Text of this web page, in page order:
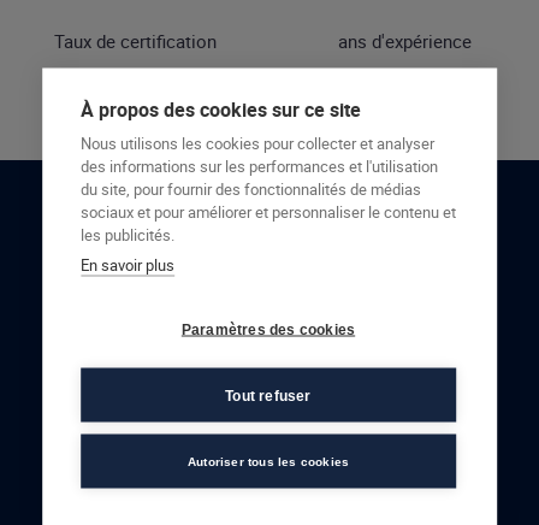
Taux de certification ans d'expérience
RESTONS EN CONTACT
À propos des cookies sur ce site
Nous utilisons les cookies pour collecter et analyser
des informations sur les performances et l'utilisation
du site, pour fournir des fonctionnalités de médias
sociaux et pour améliorer et personnaliser le contenu et
les publicités.
En savoir plus
Paramètres des cookies
Tout refuser
Autoriser tous les cookies